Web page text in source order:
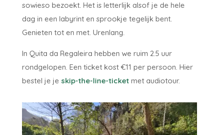
sowieso bezoekt. Het is letterlijk alsof je de hele
dag in een labyrint en sprookje tegelijk bent.
Genieten tot en met. Urenlang.
In Quita da Regaleira hebben we ruim 2.5 uur
rondgelopen. Een ticket kost €11 per persoon. Hier
bestel je je skip-the-line-ticketmet audiotour.